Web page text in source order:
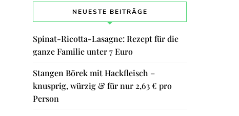
NEUESTE BEITRÄGE
Spinat-Ricotta-Lasagne: Rezept für die
ganze Familie unter 7 Euro
Stangen Börek mit Hackfleisch –
knusprig, würzig & für nur 2,63 € pro
Person